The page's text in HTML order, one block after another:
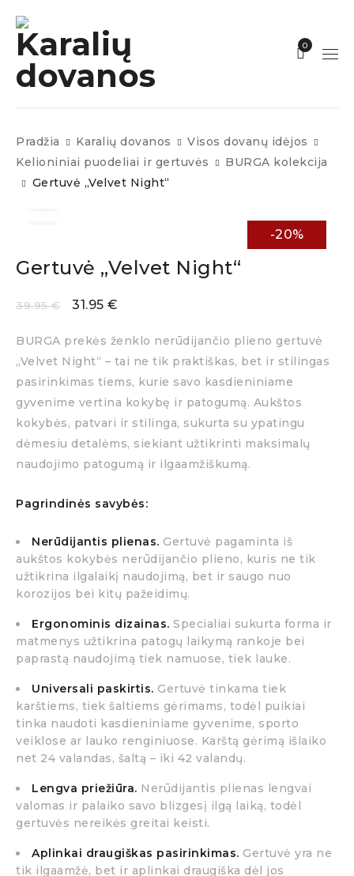
0
Pradžia Karalių dovanos
Visos dovanų idėjos
Kelioniniai puodeliai ir gertuvės
BURGA kolekcija
Gertuvė „Velvet Night“
-20%
Gertuvė „Velvet Night“
39.95€ 31.95 €
BURGA prekės ženklo nerūdijančio plieno gertuvė
„Velvet Night“ – tai ne tik praktiškas, bet ir stilingas
pasirinkimas tiems, kurie savo kasdieniniame
gyvenime vertina kokybę ir patogumą. Aukštos
kokybės, patvari ir stilinga, sukurta su ypatingu
dėmesiu detalėms, siekiant užtikrinti maksimalų
naudojimo patogumą ir ilgaamžiškumą.
Pagrindinės savybės:
Nerūdijantis plienas. Gertuvė pagaminta iš
aukštos kokybės nerūdijančio plieno, kuris ne tik
užtikrina ilgalaikį naudojimą, bet ir saugo nuo
korozijos bei kitų pažeidimų.
Ergonominis dizainas. Specialiai sukurta forma ir
matmenys užtikrina patogų laikymą rankoje bei
paprastą naudojimą tiek namuose, tiek lauke.
Universali paskirtis. Gertuvė tinkama tiek
karštiems, tiek šaltiems gėrimams, todėl puikiai
tinka naudoti kasdieniniame gyvenime, sporto
veiklose ar lauko renginiuose. Karštą gėrimą išlaiko
net 24 valandas, šaltą – iki 42 valandų.
Lengva priežiūra. Nerūdijantis plienas lengvai
valomas ir palaiko savo blizgesį ilgą laiką, todėl
gertuvės nereikės greitai keisti.
Aplinkai draugiškas pasirinkimas. Gertuvė yra ne
tik ilgaamžė, bet ir aplinkai draugiška dėl jos